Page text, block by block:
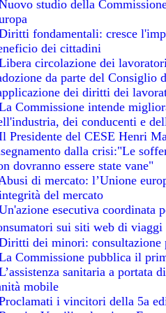
studio della
fondamentali: cresce
dei cittadini
circolazione dei
da parte del Consiglio
dei diritti dei
Commissione intende
dei conducenti e
Presidente del CESE Henri
dalla crisi:"Le
dovranno essere state vane"
di mercato: l’Unione
del mercato
esecutiva
sui siti web di viaggi
dei minori: consultazione
Commissione pubblica il
sanitaria a
mobile
i vincitori della 5a